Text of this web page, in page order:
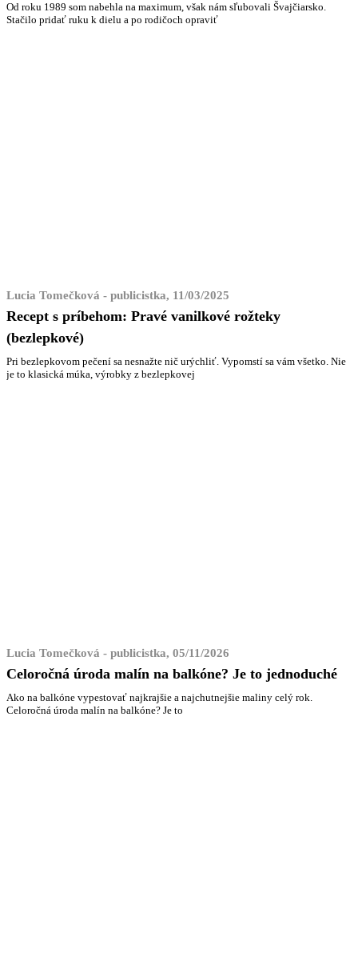
Od roku 1989 som nabehla na maximum, však nám sľubovali Švajčiarsko.
Stačilo pridať ruku k dielu a po rodičoch opraviť
Lucia Tomečková - publicistka, 11/03/2025
Recept s príbehom: Pravé vanilkové rožteky
(bezlepkové)
Pri bezlepkovom pečení sa nesnažte nič urýchliť. Vypomstí sa vám všetko. Nie
je to klasická múka, výrobky z bezlepkovej
Lucia Tomečková - publicistka, 05/11/2026
Celoročná úroda malín na balkóne? Je to jednoduché
Ako na balkóne vypestovať najkrajšie a najchutnejšie maliny celý rok.
Celoročná úroda malín na balkóne? Je to